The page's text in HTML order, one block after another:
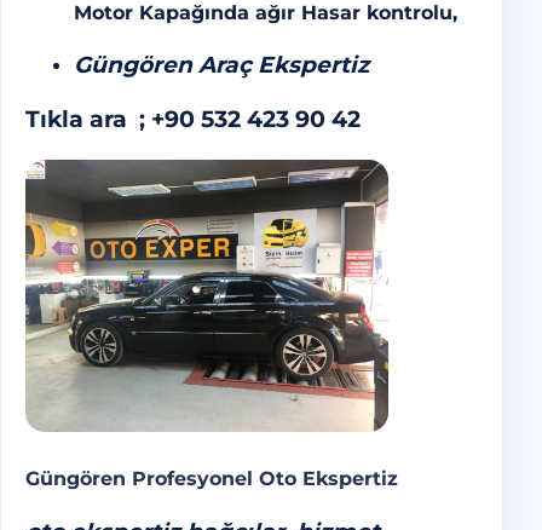
Motor Kapağında ağır Hasar kontrolu,
Güngören Araç Ekspertiz
Tıkla ara ; +90 532 423 90 42
Güngören Profesyonel Oto Ekspertiz